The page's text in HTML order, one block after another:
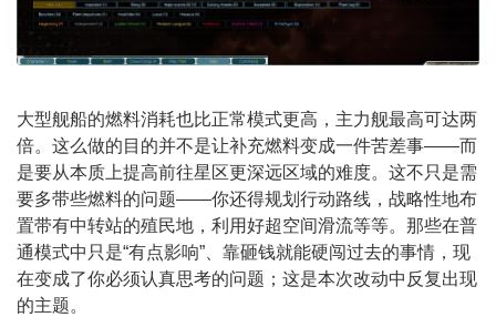
大型舰船的燃料消耗也比正常模式更高，主力舰最高可达两
倍。这么做的目的并不是让补充燃料变成一件苦差事——而
是要从本质上提高前往星区更深远区域的难度。这不只是需
要多带些燃料的问题——你还得规划行动路线，战略性地布
置带有中转站的殖民地，利用好超空间滑流等等。那些在普
通模式中只是“有点影响”、靠砸钱就能硬闯过去的事情，现
在变成了你必须认真思考的问题；这是本次改动中反复出现
的主题。